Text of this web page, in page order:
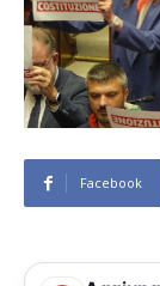
Facebook